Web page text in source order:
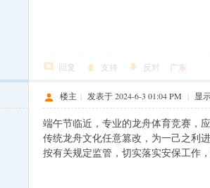
回复 支持 反对 广东
楼主 | 发表于 2024-6-3 01:04 PM | 显
端午节临近，专业的龙舟体育竞赛，
传统龙舟文化任意篡改，为一己之利
按有关规定监管，切实落实安保工作